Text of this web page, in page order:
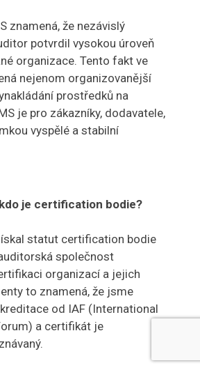
znamená, že nezávislý
potvrdil vysokou úroveň
organizace. Tento fakt ve
nejenom organizovanější
prostředků na
je pro zákazníky, dodavatele,
vyspělé a stabilní
je certification bodie?
statut certification bodie
společnost
organizací a jejich
to znamená, že jsme
od IAF (International
a certifikát je